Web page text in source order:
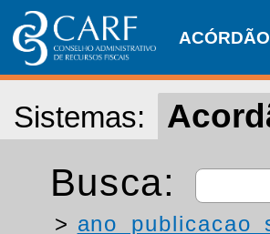
Sistemas:
Busca:
>